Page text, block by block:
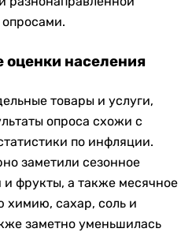
населения
товары и услуги,
опроса схожи с
по инфляции.
заметили сезонное
фрукты, а также месячное
химию, сахар, соль и
заметно уменьшилась